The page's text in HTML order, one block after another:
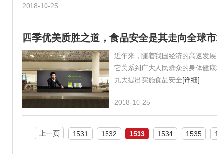
2018-10-25
四季优美质胜之道，食品安全是其走向全球
近年来，随着我国经济的高速发
它关系到广大人民群众的身体健
九大提出实施食品安全[详细]
2018-10-25
上一页 1531 1532 1533 1534 1535